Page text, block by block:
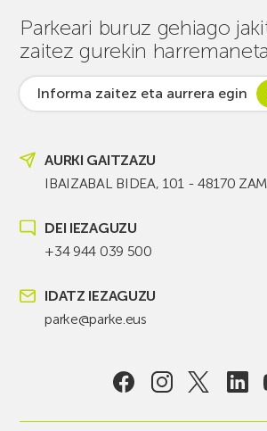
Parkeari buruz gehiago
zaitez gurekin
Informa zaitez eta aurrera egin
AURKI GAITZAZU
IBAIZABAL BIDEA, 101 - 48170
DEI IEZAGUZU
+34 944 039 500
IDATZ IEZAGUZU
parke@parke.eus